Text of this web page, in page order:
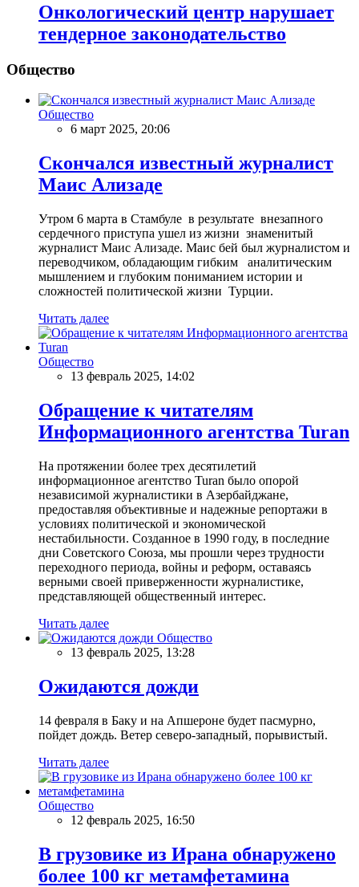
Онкологический центр нарушает
тендерное законодательство
Общество
Общество
6 март 2025, 20:06
Скончался известный журналист
Маис Ализаде
Утром 6 марта в Стамбуле в результате внезапного
сердечного приступа ушел из жизни знаменитый
журналист Маис Ализаде. Маис бей был журналистом и
переводчиком, обладающим гибким аналитическим
мышлением и глубоким пониманием истории и
сложностей политической жизни Турции.
Читать далее
Общество
13 февраль 2025, 14:02
Обращение к читателям
Информационного агентства Turan
На протяжении более трех десятилетий
информационное агентство Turan было опорой
независимой журналистики в Азербайджане,
предоставляя объективные и надежные репортажи в
условиях политической и экономической
нестабильности. Созданное в 1990 году, в последние
дни Советского Союза, мы прошли через трудности
переходного периода, войны и реформ, оставаясь
верными своей приверженности журналистике,
представляющей общественный интерес.
Читать далее
Общество
13 февраль 2025, 13:28
Ожидаются дожди
14 февраля в Баку и на Апшероне будет пасмурно,
пойдет дождь. Ветер северо-западный, порывистый.
Читать далее
Общество
12 февраль 2025, 16:50
В грузовике из Ирана обнаружено
более 100 кг метамфетамина